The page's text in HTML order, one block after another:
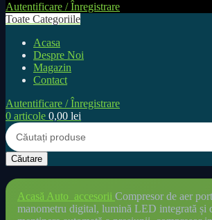
Autentificare / Înregistrare
Toate Categoriile
Acasa
Despre Noi
Magazin
Contact
Autentificare / Înregistrare
0 articole 0,00 lei
Căutare
Acasă Auto_accesorii Compresor de aer
manometru digital, lumină LED integrată și